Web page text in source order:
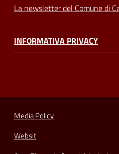
La newsletter del Comune di
INFORMATIVA PRIVACY
Media Policy
Websit